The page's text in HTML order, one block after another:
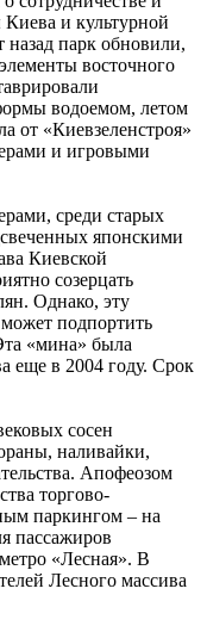
и культурной
парк обновили,
восточного
водоемом, летом
от «Киевзеленстроя»
и игровыми
среди старых
японскими
Киевской
созерцать
Однако, эту
подпортить
«мина» была
еще в 2004 году. Срок
сосен
наливайки,
Апофеозом
торгово-
паркингом – на
пассажиров
«Лесная». В
Лесного массива